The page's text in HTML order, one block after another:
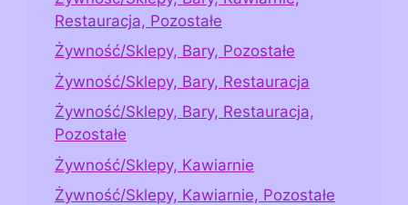
Restauracja, Pozostałe
Żywność/Sklepy, Bary, Pozostałe
Żywność/Sklepy, Bary, Restauracja
Żywność/Sklepy, Bary, Restauracja,
Pozostałe
Żywność/Sklepy, Kawiarnie
Żywność/Sklepy, Kawiarnie, Pozostałe